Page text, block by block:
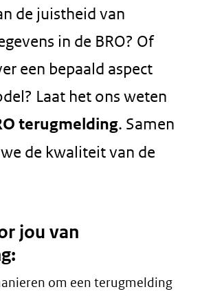
de juistheid van
in de BRO? Of
een bepaald aspect
Laat het ons weten
terugmelding. Samen
de kwaliteit van de
jou van
om een terugmelding